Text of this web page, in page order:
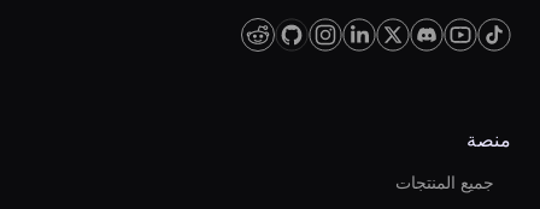
منصة
جميع المنتجات